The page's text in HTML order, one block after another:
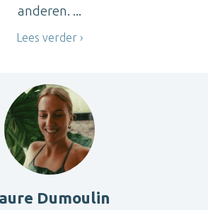
anderen. ...
Lees verder
Dumoulin